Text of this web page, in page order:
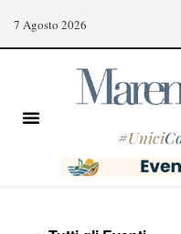
7 Agosto 2026
#Unici